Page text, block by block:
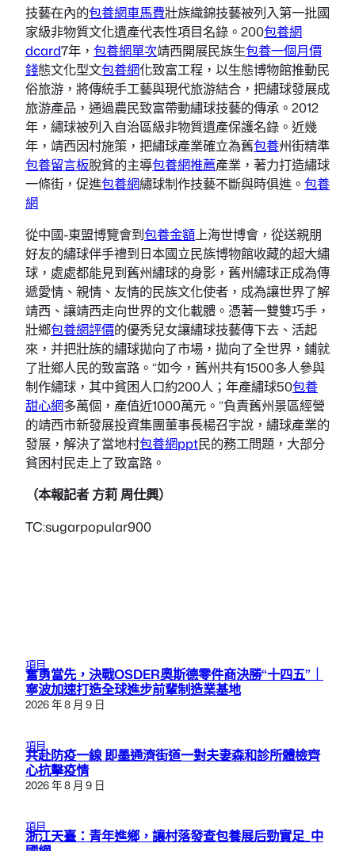
技藝在內的包養網車馬費壯族織錦技藝被列入第一批國
家級非物質文化遺產代表性項目名錄。200包養網
dcard7年， 包養網單次靖西開展民族生包養一個月價
錢態文化型文包養網化致富工程，以生態博物館推動民
俗旅游，將傳統手工藝與現代旅游結合，把繡球發展成
旅游產品，通過農民致富帶動繡球技藝的傳承。2012
年，繡球被列入自治區級非物質遺產保護名錄。近幾
年，靖西因村施策，把繡球產業確立為舊包養州街精準
包養留言板脫貧的主導包養網推薦產業，著力打造繡球
一條街，促進包養網繡球制作技藝不斷與時俱進。 包養
網
從中國-東盟博覽會到包養金額上海世博會，從送親朋
好友的繡球伴手禮到日本國立民族博物館收藏的超大繡
球，處處都能見到舊州繡球的身影，舊州繡球正成為傳
遞愛情、親情、友情的民族文化使者，成為讓世界了解
靖西、讓靖西走向世界的文化載體。憑著一雙雙巧手，
壯鄉包養網評價的優秀兒女讓繡球技藝傳下去、活起
來，并把壯族的繡球拋向了市場，拋向了全世界，鋪就
了壯鄉人民的致富路。“如今，舊州共有1500多人參與
制作繡球，其中貧困人口約200人；年產繡球50包養
甜心網多萬個，產值近1000萬元。”負責舊州景區經營
的靖西市新發展投資集團董事長楊召宇說，繡球產業的
發展，解決了當地村包養網ppt民的務工問題，大部分
貧困村民走上了致富路。
（本報記者 方莉 周仕興）
TC:sugarpopular900
項目
奮勇當先，決戰OSDER奧斯德零件商決勝“十四五”｜
寧波加速打造全球進步前輩制造業基地
2026 年 8 月 9 日
項目
共赴防疫一線 即墨通濟街道一對夫妻森和診所體檢齊
心抗擊疫情
2026 年 8 月 9 日
項目
浙江天臺：青年進鄉，讓村落發查包養展后勁實足_中